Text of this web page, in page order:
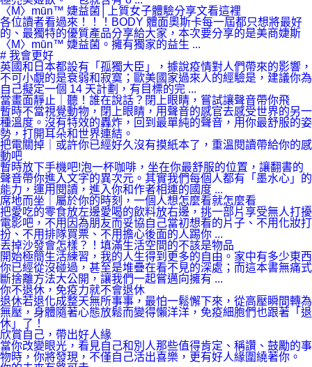
〈M〉mūn™ 婕益菌│上質女子體驗分享文看這裡
各位讀者看過來！！！BODY 體面奧斯卡每一屆都只想將最好
的、最獨特的優質產品分享給大家，本次要分享的是美商婕斯
〈M〉mūn™ 婕益菌。擁有獨家的益生 ...
# 我會更好
英國和日本都設有「孤獨大臣」，據說疫情對人們帶來的影響，
不可小覷的是衰弱和寂寞；歐美國家過來人的經驗是，建議你為
自己擬定一個 14 天計劃，有目標的完 ...
當畫面靜止｜聽！誰在說話？閉上眼睛，嘗試讓聲音帶你飛
暫時不當視覺動物，閉上眼睛，用聲音的感官去感受世界的另一
種溫度。沒有特效的轟炸，回到最單純的聲音，用你最舒服的姿
勢，打開耳朵和世界連結。
把電關掉｜或許你已經好久沒有摸紙本了，重溫閱讀帶給你的感
動吧
暫時放下手機吧!泡一杯咖啡，坐在你最舒服的位置，讓翻書的
聲音帶你進入文字的異次元。其實我們每個人都有「墨水心」的
能力，運用閱讀，進入你和作者相連的國度 ...
席地而坐｜屬於你的時刻，一個人想怎麼看就怎麼看
把愛吃的零食放左邊愛喝的飲料放右邊，挑一部片享受無人打擾
電影吧，不用因為朋友而妥協自己當初想看的片子、不用化妝打
扮、不用排隊買票、不用擔心後面的人踢你 ...
丟掉沙發會怎樣？！填滿生活空間的不該是物品
開始極簡生活練習，我的人生得到更多的自由。家中有多少東西
你已經從沒碰過，甚至是堆疊在看不見的深處；而這本書無痛式
斷捨離方法大公開，讓我們一起嘗邁向擁有 ...
你不退休，免疫力就不會退休
退休若退化成整天無所事事，最怕一鬆懈下來，從高壓瞬間轉為
無壓，身體隨著心態放鬆而變得懶洋洋，免疫細胞們也跟著「退
休」了！
欣賞自己，帶出好人緣
當你改變眼光，看見自己和別人那些值得肯定、稱讚、鼓勵的事
物時，你將發現，不僅自己活出喜樂，更有好人緣圍繞著你。